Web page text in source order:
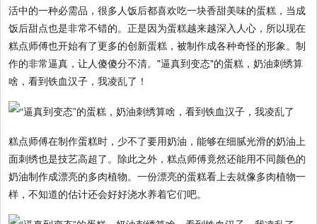
活中的一种必需品，很多人饭后都喜欢吃一块香甜美味的蛋糕，当成
饭后甜点也是非常不错的。正是因为蛋糕越来越深入人心，所以现在
糕点师傅也开始有了更多的创新蛋糕，被制作成各种奇怪的形象。制
作的非常逼真，让人傻傻分不清。"逼真到变态"的蛋糕，奶油刺绣算
啥，看到铁血汉子，我凌乱了！
糕点师傅在制作蛋糕时，少不了要用奶油，能够在细腻光滑的奶油上
面刺绣也是技艺高超了。除此之外，糕点师傅竟然还能用不同颜色的
奶油制作成漂亮的多肉植物。一份漂亮的蛋糕看上去就像多肉植物一
样，不知道的估计还会好好浇水养着它们吧。